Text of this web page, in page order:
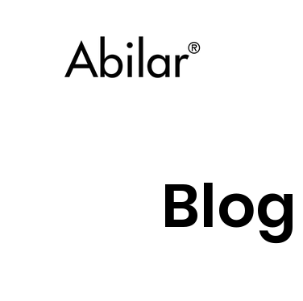
Blog